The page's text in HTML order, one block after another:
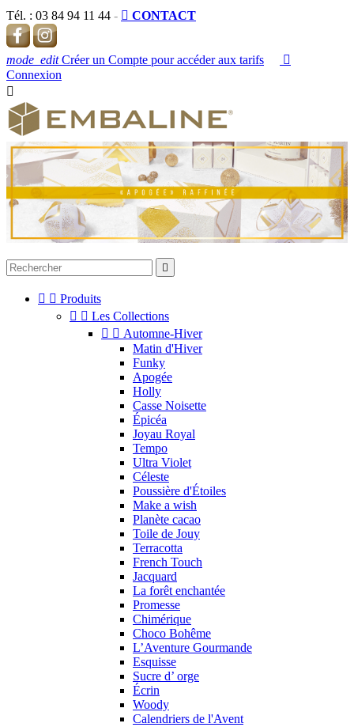
Tél. : 03 84 94 11 44 -  CONTACT
mode_edit Créer un Compte pour accéder aux tarifs

Connexion


  Produits
  Les Collections
  Automne-Hiver
Matin d'Hiver
Funky
Apogée
Holly
Casse Noisette
Épicéa
Joyau Royal
Tempo
Ultra Violet
Céleste
Poussière d'Étoiles
Make a wish
Planète cacao
Toile de Jouy
Terracotta
French Touch
Jacquard
La forêt enchantée
Promesse
Chimérique
Choco Bohême
L’Aventure Gourmande
Esquisse
Sucre d’ orge
Écrin
Woody
Calendriers de l'Avent